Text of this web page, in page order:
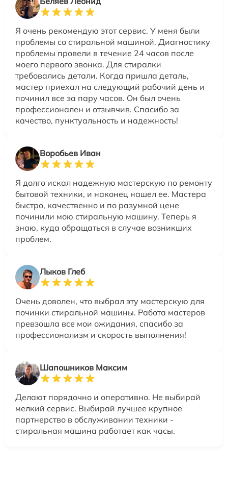
Я очень рекомендую этот сервис. У меня были
проблемы со стиральной машиной. Диагностику
проблемы провели в течение 24 часов после
моего первого звонка. Для стиралки
требовались детали. Когда пришла деталь,
мастер приехал на следующий рабочий день и
починил все за пару часов. Он был очень
профессионален и отзывчив. Спасибо за
качество, пунктуальность и надежность!
Воробьев Иван
Я долго искал надежную мастерскую по ремонту
бытовой техники, и наконец нашел ее. Мастера
быстро, качественно и по разумной цене
починили мою стиральную машину. Теперь я
знаю, куда обращаться в случае возникших
проблем.
Лыков Глеб
Очень доволен, что выбрал эту мастерскую для
починки стиральной машины. Работа мастеров
превзошла все мои ожидания, спасибо за
профессионализм и скорость выполнения!
Шапошников Максим
Делают порядочно и оперативно. Не выбирай
мелкий сервис. Выбирай лучшее крупное
партнерство в обслуживании техники -
стиральная машина работает как часы.